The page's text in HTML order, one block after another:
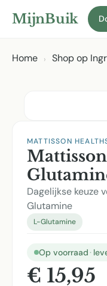
Naar hoofdinhoud
MijnBuik
Home Shop op
MATTISSON
Dagelijkse keuze
Glutamine
L-Glutamine
Op voorraad ·
€ 15,95